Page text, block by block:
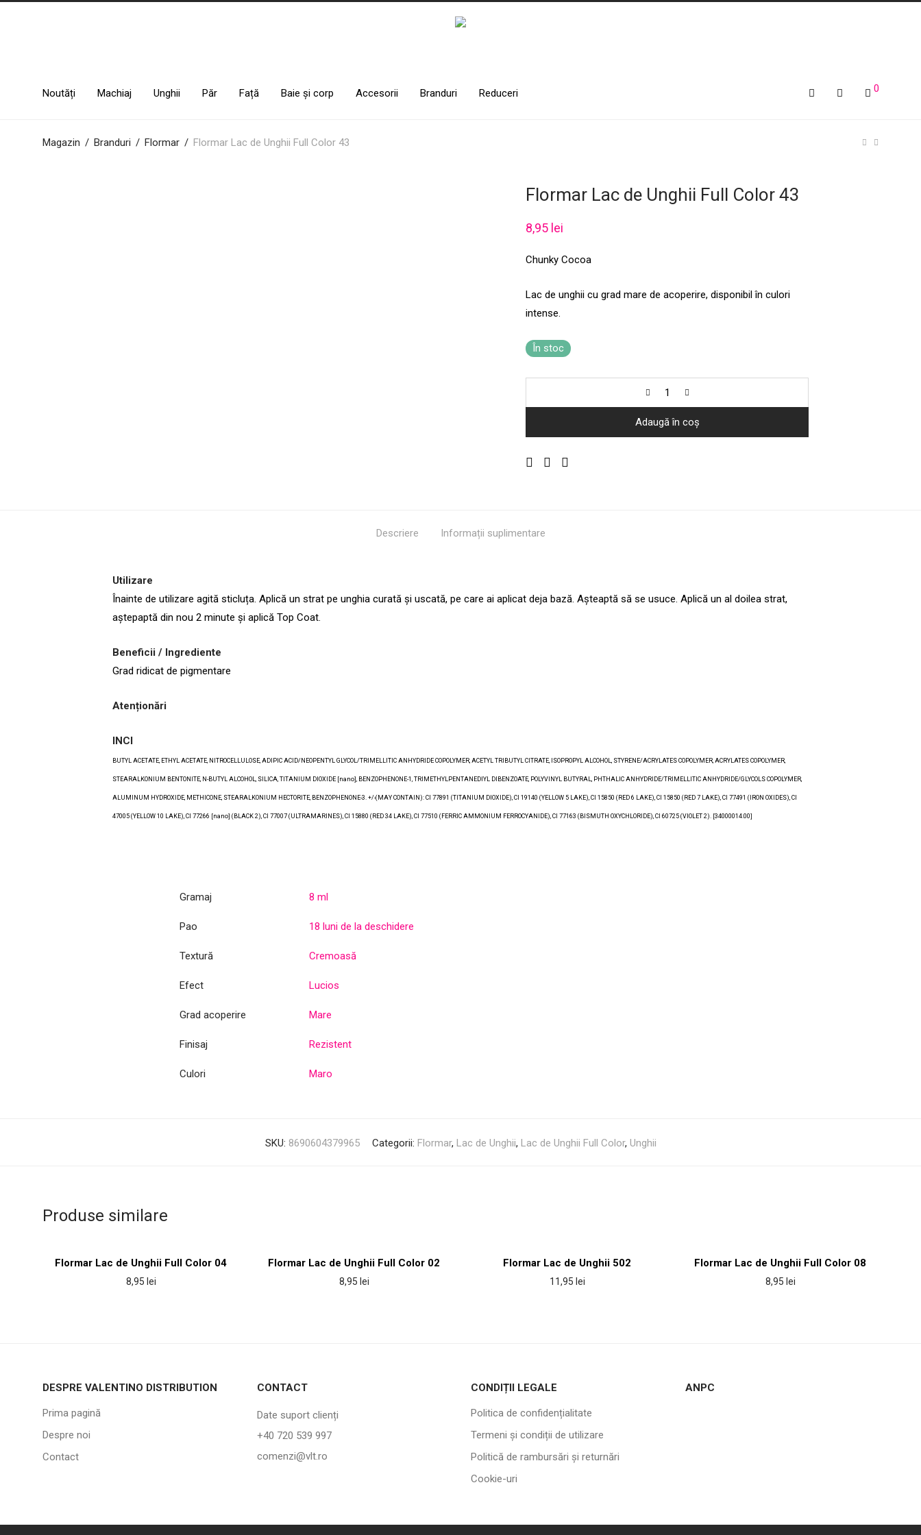
Noutăți Machiaj Unghii Păr Față Baie și corp Accesorii Branduri Reduceri 0
Magazin / Branduri / Flormar / Flormar Lac de Unghii Full Color 43
Flormar Lac de Unghii Full Color 43
8,95 lei
Chunky Cocoa
Lac de unghii cu grad mare de acoperire, disponibil în culori
intense.
În stoc
Adaugă în coș
Descriere Informații suplimentare
Utilizare
Înainte de utilizare agită sticluța. Aplică un strat pe unghia curată și uscată, pe care ai aplicat deja bază. Așteaptă să se usuce. Aplică un al doilea strat,
aștepaptă din nou 2 minute și aplică Top Coat.
Beneficii / Ingrediente
Grad ridicat de pigmentare
Atenționări
INCI
BUTYL ACETATE, ETHYL ACETATE, NITROCELLULOSE, ADIPIC ACID/NEOPENTYL GLYCOL/TRIMELLITIC ANHYDRIDE COPOLYMER, ACETYL TRIBUTYL CITRATE, ISOPROPYL ALCOHOL, STYRENE/ACRYLATES COPOLYMER, ACRYLATES COPOLYMER,
STEARALKONIUM BENTONITE, N-BUTYL ALCOHOL, SILICA, TITANIUM DIOXIDE [nano], BENZOPHENONE-1, TRIMETHYLPENTANEDIYL DIBENZOATE, POLYVINYL BUTYRAL, PHTHALIC ANHYDRIDE/TRIMELLITIC ANHYDRIDE/GLYCOLS COPOLYMER,
ALUMINUM HYDROXIDE, METHICONE, STEARALKONIUM HECTORITE, BENZOPHENONE-3. +/-(MAY CONTAIN): CI 77891 (TITANIUM DIOXIDE), CI 19140 (YELLOW 5 LAKE), CI 15850 (RED 6 LAKE), CI 15850 (RED 7 LAKE), CI 77491 (IRON OXIDES), CI
47005 (YELLOW 10 LAKE), CI 77266 [nano] (BLACK 2), CI 77007 (ULTRAMARINES), CI 15880 (RED 34 LAKE), CI 77510 (FERRIC AMMONIUM FERROCYANIDE), CI 77163 (BISMUTH OXYCHLORIDE), CI 60725 (VIOLET 2). [34000014.00]
Gramaj 8 ml
Pao 18 luni de la deschidere
Textură Cremoasă
Efect Lucios
Grad acoperire Mare
Finisaj Rezistent
Culori Maro
SKU: 8690604379965 Categorii: Flormar, Lac de Unghii, Lac de Unghii Full Color, Unghii
Produse similare
Flormar Lac de Unghii Full Color 04
8,95 lei
Flormar Lac de Unghii Full Color 02
8,95 lei
Flormar Lac de Unghii 502
11,95 lei
Flormar Lac de Unghii Full Color 08
8,95 lei
DESPRE VALENTINO DISTRIBUTION
Prima pagină
Despre noi
Contact
CONTACT
Date suport clienți
+40 720 539 997
comenzi@vlt.ro
CONDIȚII LEGALE
Politica de confidențialitate
Termeni și condiții de utilizare
Politică de rambursări și returnări
Cookie-uri
ANPC